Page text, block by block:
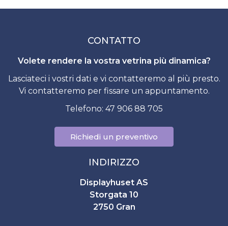
CONTATTO
Volete rendere la vostra vetrina più dinamica?
Lasciateci i vostri dati e vi contatteremo al più presto.
Vi contatteremo per fissare un appuntamento.
Telefono: 47 906 88 705
Richiedi un preventivo
INDIRIZZO
Displayhuset AS
Storgata 10
2750 Gran